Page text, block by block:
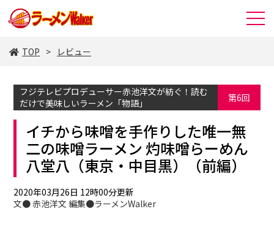
TOP レビュー
フジテレビプロデューサー赤池洋文が紡ぐ！読む
だけで美味しいラーメン「物語」
第6回
イチから味噌を手作りした唯一無
二の味噌ラーメン 灼味噌らーめん
八堂八（東京・中目黒）（前編）
2020年03月26日 12時00分更新
文● 赤池洋文 編集●ラーメンWalker